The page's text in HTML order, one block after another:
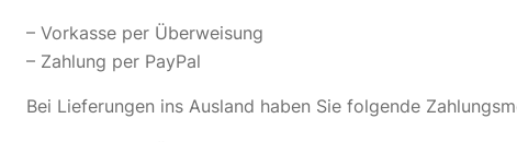
– Vorkasse per Überweisung
– Zahlung per PayPal
Bei Lieferungen ins Ausland haben Sie folgende